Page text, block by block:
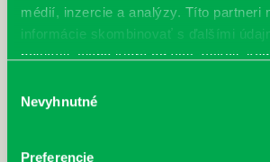
médií, inzercie a analýzy. Títo partneri
informácie skombinovať s ďalšími
poskytli, alebo ktoré od vás získali,
súhlasu
Nevyhnutné
Preferencie